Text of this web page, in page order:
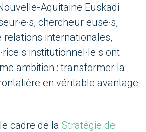
Aquitaine Euskadi
chercheur·euse·s,
relations internationales,
institutionnel·le·s ont
ambition : transformer la
en véritable avantage
cadre de la Stratégie de